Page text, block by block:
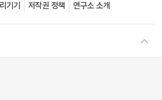
기기 저작권 정책 연구소 소개